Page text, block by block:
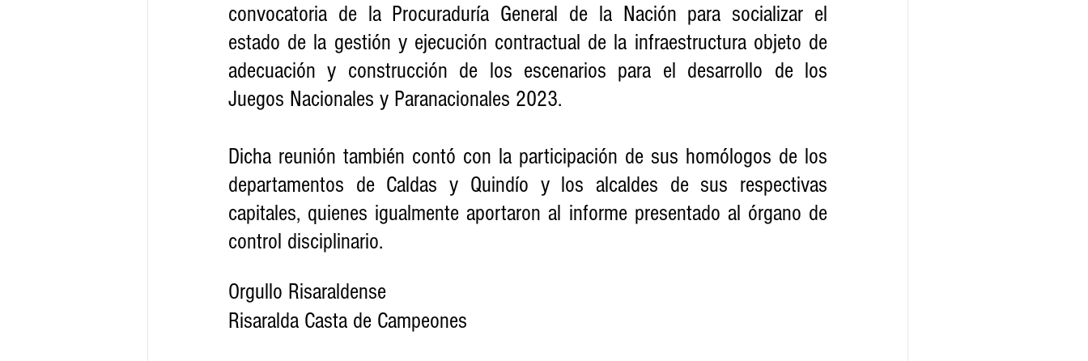
convocatoria de la Procuraduría General de la Nación para socializar el
estado de la gestión y ejecución contractual de la infraestructura objeto de
adecuación y construcción de los escenarios para el desarrollo de los
Juegos Nacionales y Paranacionales 2023.
Dicha reunión también contó con la participación de sus homólogos de los
departamentos de Caldas y Quindío y los alcaldes de sus respectivas
capitales, quienes igualmente aportaron al informe presentado al órgano de
control disciplinario.
Orgullo Risaraldense
Risaralda Casta de Campeones